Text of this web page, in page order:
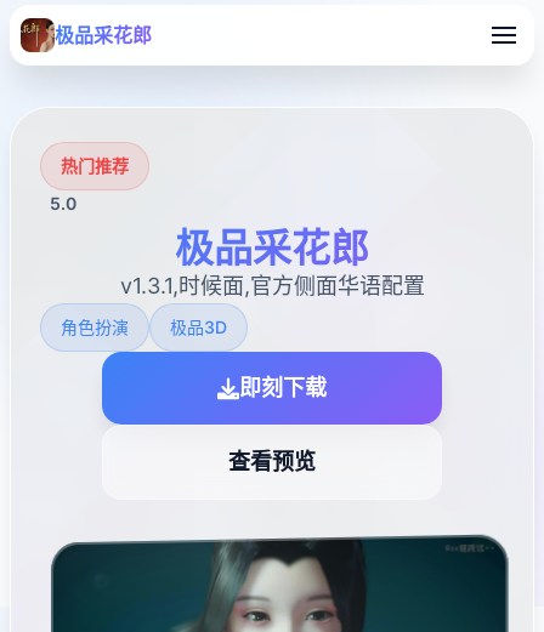
极品采花郎
热门推荐
5.0
极品采花郎
v1.3.1,时候面,官方侧面华语配置
角色扮演 极品3D
即刻下载
查看预览